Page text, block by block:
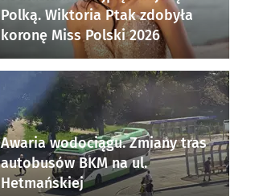
Polką. Wiktoria Ptak zdobyła
koronę Miss Polski 2026
Awaria wodociągu. Zmiany tras
autobusów BKM na ul.
Hetmańskiej